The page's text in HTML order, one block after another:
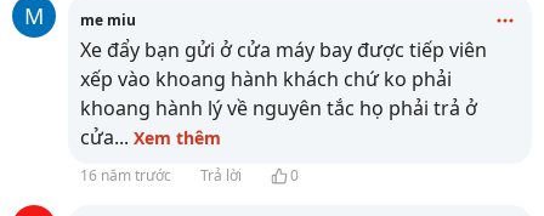
M me miu
Xe đẩy bạn gửi ở cửa máy bay được tiếp viên
xếp vào khoang hành khách chứ ko phải
khoang hành lý về nguyên tắc họ phải trả ở
cửa... Xem thêm
16 năm trước Trả lời 0